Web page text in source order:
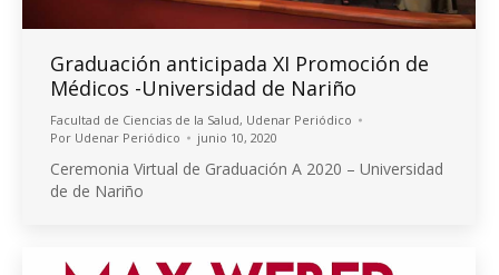
Graduación anticipada XI Promoción de
Médicos -Universidad de Nariño
Facultad de Ciencias de la Salud, Udenar Periódico
Por Udenar Periódico junio 10, 2020
Ceremonia Virtual de Graduación A 2020 – Universidad
de de Nariño